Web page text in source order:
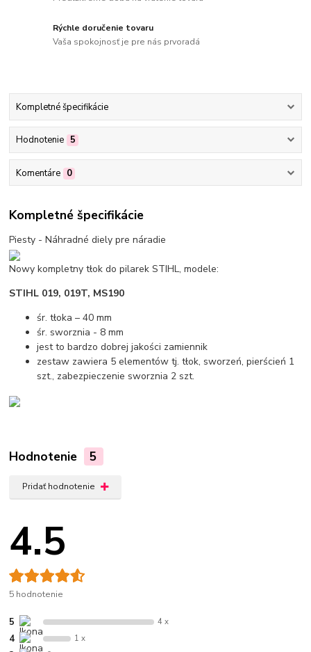
Rýchle doručenie tovaru
Vaša spokojnosť je pre nás prvoradá
Kompletné špecifikácie
Hodnotenie 5
Komentáre 0
Kompletné špecifikácie
Piesty - Náhradné diely pre náradie
Nowy kompletny tłok do pilarek STIHL, modele:
STIHL 019, 019T, MS190
śr. tłoka – 40 mm
śr. sworznia - 8 mm
jest to bardzo dobrej jakości zamiennik
zestaw zawiera 5 elementów tj. tłok, sworzeń, pierścień 1
szt., zabezpieczenie sworznia 2 szt.
Hodnotenie 5
Pridať hodnotenie
4.5
5 hodnotenie
5 4 x
4 1 x